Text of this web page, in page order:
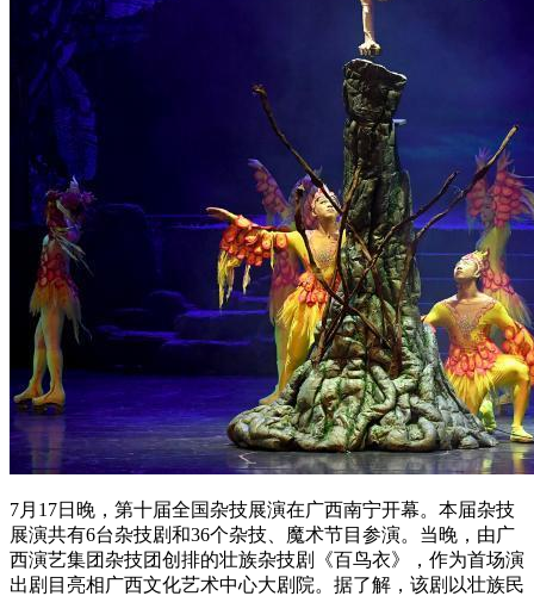
7月17日晚，第十届全国杂技展演在广西南宁开幕。本届杂技
展演共有6台杂技剧和36个杂技、魔术节目参演。当晚，由广
西演艺集团杂技团创排的壮族杂技剧《百鸟衣》，作为首场演
出剧目亮相广西文化艺术中心大剧院。据了解，该剧以壮族民